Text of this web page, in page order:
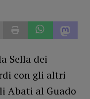
Sella dei
con gli altri
Abati al Guado